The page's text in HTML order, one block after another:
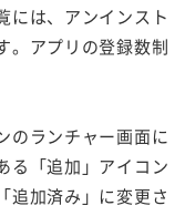
には、アンインスト
。アプリの登録数制
のランチャー画面に
る「追加」アイコン
追加済み」に変更さ